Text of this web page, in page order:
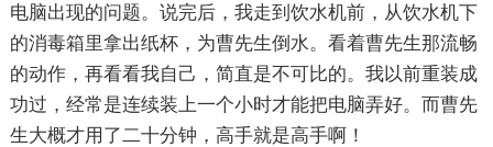
电脑出现的问题。说完后，我走到饮水机前，从饮水机下
的消毒箱里拿出纸杯，为曹先生倒水。看着曹先生那流畅
的动作，再看看我自己，简直是不可比的。我以前重装成
功过，经常是连续装上一个小时才能把电脑弄好。而曹先
生大概才用了二十分钟，高手就是高手啊！